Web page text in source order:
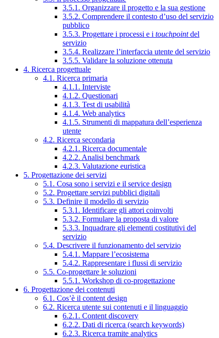
3.5.1. Organizzare il progetto e la sua gestione
3.5.2. Comprendere il contesto d’uso del servizio
pubblico
3.5.3. Progettare i processi e i touchpointdel
servizio
3.5.4. Realizzare l’interfaccia utente del servizio
3.5.5. Validare la soluzione ottenuta
4. Ricerca progettuale
4.1. Ricerca primaria
4.1.1. Interviste
4.1.2. Questionari
4.1.3. Test di usabilità
4.1.4. Web analytics
4.1.5. Strumenti di mappatura dell’esperienza
utente
4.2. Ricerca secondaria
4.2.1. Ricerca documentale
4.2.2. Analisi benchmark
4.2.3. Valutazione euristica
5. Progettazione dei servizi
5.1. Cosa sono i servizi e il service design
5.2. Progettare servizi pubblici digitali
5.3. Definire il modello di servizio
5.3.1. Identificare gli attori coinvolti
5.3.2. Formulare la proposta di valore
5.3.3. Inquadrare gli elementi costitutivi del
servizio
5.4. Descrivere il funzionamento del servizio
5.4.1. Mappare l’ecosistema
5.4.2. Rappresentare i flussi di servizio
5.5. Co-progettare le soluzioni
5.5.1. Workshop di co-progettazione
6. Progettazione dei contenuti
6.1. Cos’è il content design
6.2. Ricerca utente sui contenuti e il linguaggio
6.2.1. Content discovery
6.2.2. Dati di ricerca (search keywords)
6.2.3. Ricerca tramite analytics